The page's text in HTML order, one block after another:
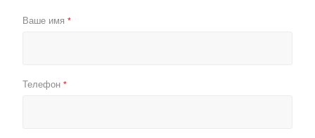
Ваше имя *
Телефон *